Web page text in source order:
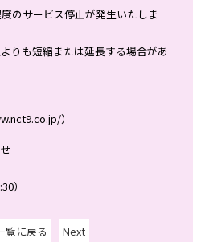
のサービス停止が発生いたしま
りも短縮または延長する場合があ
）
）
覧に戻る Next